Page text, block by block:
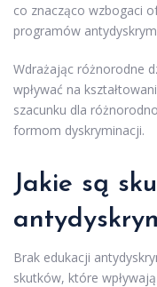
co znacząco wzbogaci
programów
Wdrażając różnorodne
wpływać na
szacunku dla
formom dyskryminacji.
Jakie są
Brak edukacji
skutków, które